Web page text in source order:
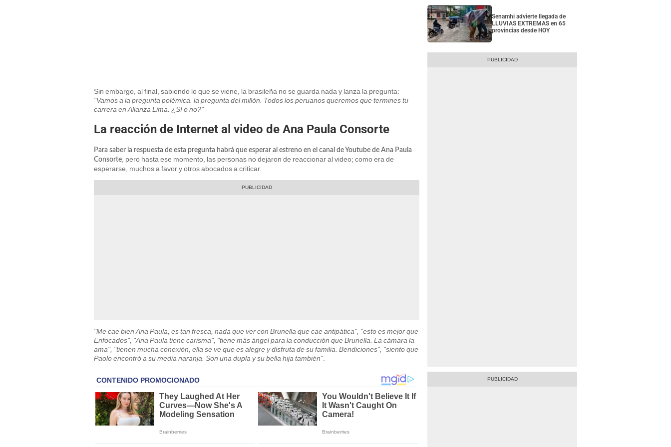
Sin embargo, al final, sabiendo lo que se viene, la brasileña no se guarda nada y lanza la pregunta:
"Vamos a la pregunta polémica. la pregunta del millón. Todos los peruanos queremos que termines tu
carrera en Alianza Lima. ¿Sí o no?"
La reacción de Internet al video de Ana Paula Consorte
Para saber la respuesta de esta pregunta habrá que esperar al estreno en el canal de Youtube de Ana Paula
Consorte, pero hasta ese momento, las personas no dejaron de reaccionar al video; como era de
esperarse, muchos a favor y otros abocados a criticar.
"Me cae bien Ana Paula, es tan fresca, nada que ver con Brunella que cae antipática", "esto es mejor que
Enfocados", "Ana Paula tiene carisma", "tiene más ángel para la conducción que Brunella. La cámara la
ama", "tienen mucha conexión, ella se ve que es alegre y disfruta de su familia. Bendiciones", "siento que
Paolo encontró a su media naranja. Son una dupla y su bella hija también".
Senamhi advierte llegada de
LLUVIAS EXTREMAS en 65
provincias desde HOY